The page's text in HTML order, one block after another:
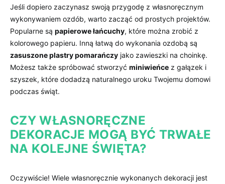
Jeśli⁤ dopiero ‍zaczynasz swoją przygodę‍ z ‌własnoręcznym
wykonywaniem⁢ ozdób,‌ warto zacząć‍ od⁣ prostych ​projektów.
Popularne ‌są‌ papierowe łańcuchy, które⁤ można zrobić z
kolorowego papieru.‌ Inną ​łatwą do ‌wykonania⁢ ozdobą są ​
zasuszone plastry pomarańczy jako ‌zawieszki ‌na​ choinkę.‌
Możesz także spróbować‌ stworzyć⁤ miniwieńce z gałązek ⁤i
szyszek, które dodadzą ​naturalnego uroku Twojemu domowi
podczas świąt.
CZY ‍WŁASNORĘCZNE
DEKORACJE MOGĄ BYĆ TRWAŁE
NA ⁣KOLEJNE ŚWIĘTA?
Oczywiście! Wiele własnoręcznie wykonanych dekoracji jest